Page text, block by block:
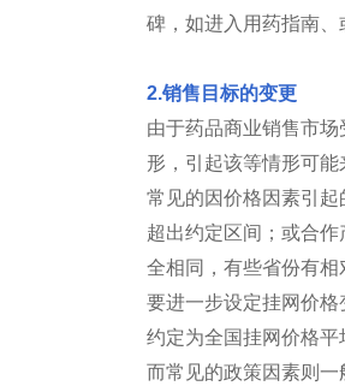
碑，如进入用药指南、
2.销售目标的变更
由于药品商业销售市
形，引起该等情形可能
常见的因价格因素引
超出约定区间；或合
全相同，有些省份有
要进一步设定挂网价
约定为全国挂网价格平
而常见的政策因素则